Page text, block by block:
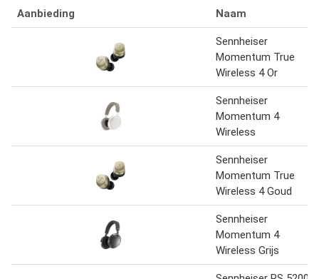
Aanbieding Naam
Sennheiser
Momentum True
Wireless 4 Or
Sennheiser
Momentum 4
Wireless
Sennheiser
Momentum True
Wireless 4 Goud
Sennheiser
Momentum 4
Wireless Grijs